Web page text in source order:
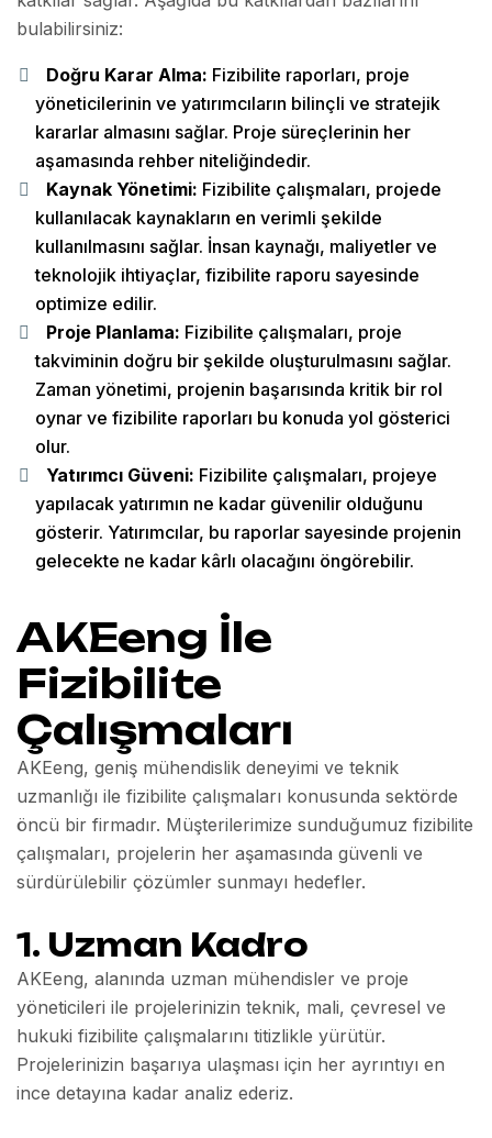
bulabilirsiniz:
Doğru Karar Alma: Fizibilite raporları, proje
yöneticilerinin ve yatırımcıların bilinçli ve stratejik
kararlar almasını sağlar. Proje süreçlerinin her
aşamasında rehber niteliğindedir.
Kaynak Yönetimi: Fizibilite çalışmaları, projede
kullanılacak kaynakların en verimli şekilde
kullanılmasını sağlar. İnsan kaynağı, maliyetler ve
teknolojik ihtiyaçlar, fizibilite raporu sayesinde
optimize edilir.
Proje Planlama: Fizibilite çalışmaları, proje
takviminin doğru bir şekilde oluşturulmasını sağlar.
Zaman yönetimi, projenin başarısında kritik bir rol
oynar ve fizibilite raporları bu konuda yol gösterici
olur.
Yatırımcı Güveni: Fizibilite çalışmaları, projeye
yapılacak yatırımın ne kadar güvenilir olduğunu
gösterir. Yatırımcılar, bu raporlar sayesinde projenin
gelecekte ne kadar kârlı olacağını öngörebilir.
AKEeng İle
Fizibilite
Çalışmaları
AKEeng, geniş mühendislik deneyimi ve teknik
uzmanlığı ile fizibilite çalışmaları konusunda sektörde
öncü bir firmadır. Müşterilerimize sunduğumuz fizibilite
çalışmaları, projelerin her aşamasında güvenli ve
sürdürülebilir çözümler sunmayı hedefler.
1. Uzman Kadro
AKEeng, alanında uzman mühendisler ve proje
yöneticileri ile projelerinizin teknik, mali, çevresel ve
hukuki fizibilite çalışmalarını titizlikle yürütür.
Projelerinizin başarıya ulaşması için her ayrıntıyı en
ince detayına kadar analiz ederiz.